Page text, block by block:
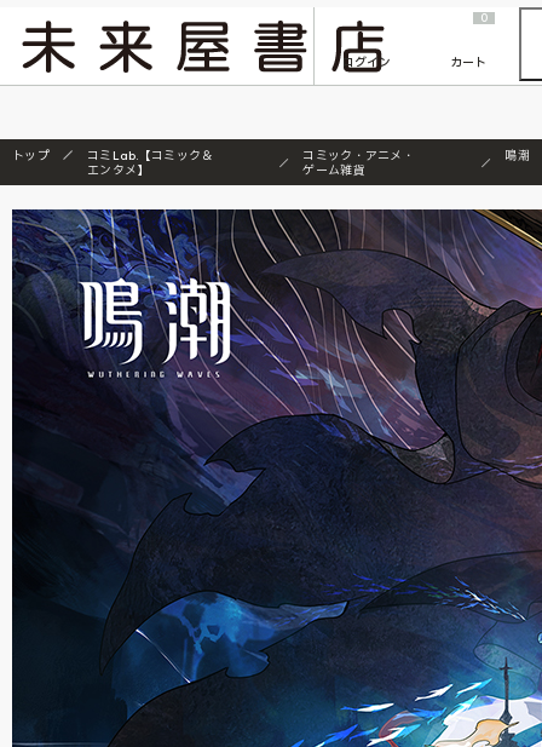
『ONE PIECE magazine 021 ONE PIECEカード付き同梱版』発売延期のご案内
ログイン
0
カート
トップ
コミLab.【コミック＆
エンタメ】
コミック・アニメ・
ゲーム雑貨
鳴潮